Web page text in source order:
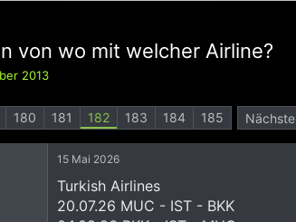
von wo mit welcher Airline?
2013
180 181 182 183 184 185 Nächste
15 Mai 2026
Turkish Airlines
20.07.26 MUC - IST - BKK